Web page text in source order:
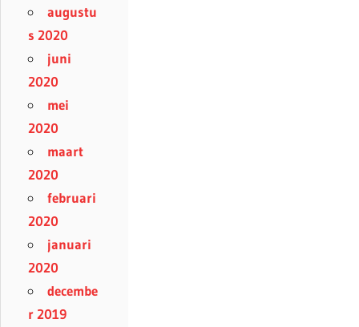
augustu
s 2020
juni
2020
mei
2020
maart
2020
februari
2020
januari
2020
decembe
r 2019